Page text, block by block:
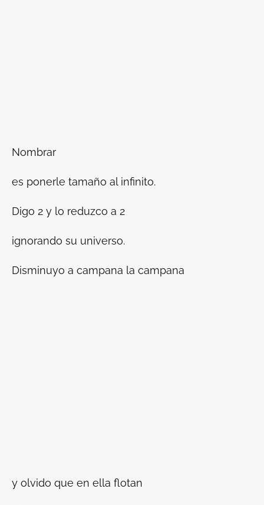
Nombrar
es ponerle tamaño al infinito.
Digo 2 y lo reduzco a 2
ignorando su universo.
Disminuyo a campana la campana
y olvido que en ella flotan